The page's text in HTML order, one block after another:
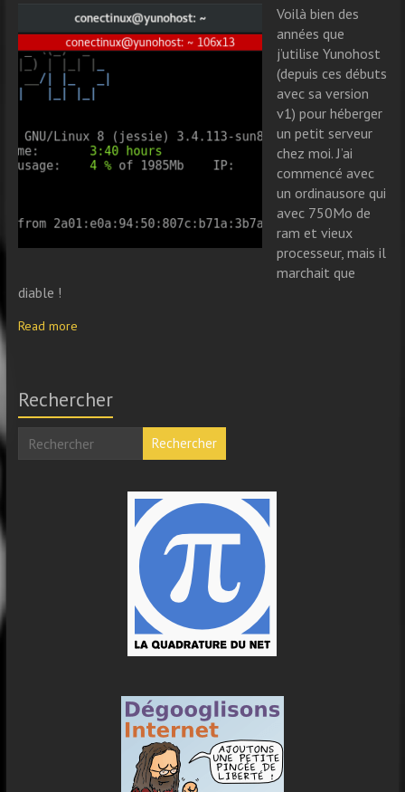
Voilà bien des
années que
j’utilise Yunohost
(depuis ces débuts
avec sa version
v1) pour héberger
un petit serveur
chez moi. J’ai
commencé avec
un ordinausore qui
avec 750Mo de
ram et vieux
processeur, mais il
marchait que
diable !
Read more
Rechercher
Rechercher